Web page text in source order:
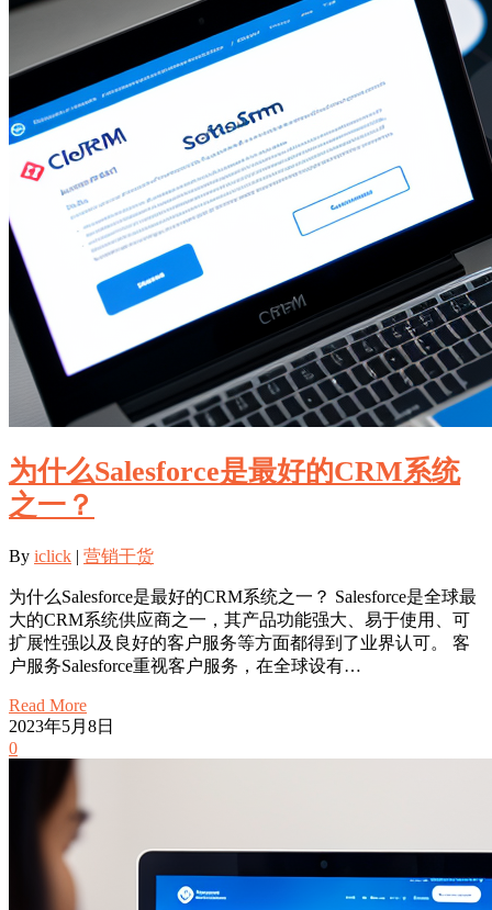
为什么Salesforce是最好的CRM系统
之一？
By iclick | 营销干货
为什么Salesforce是最好的CRM系统之一？ Salesforce是全球最
大的CRM系统供应商之一，其产品功能强大、易于使用、可
扩展性强以及良好的客户服务等方面都得到了业界认可。 客
户服务Salesforce重视客户服务，在全球设有…
Read More
2023年5月8日
0